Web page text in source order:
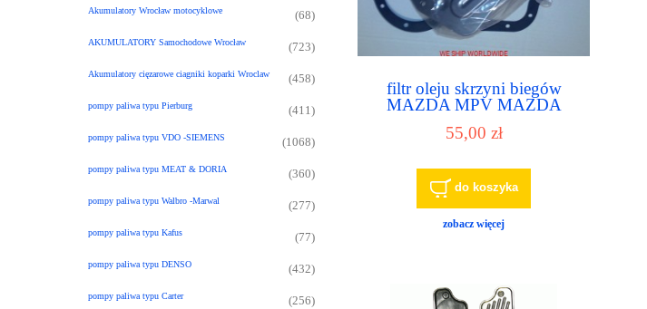
Akumulatory Wrocław motocyklowe (68)
AKUMULATORY Samochodowe Wrocław (723)
Akumulatory cięzarowe ciagniki koparki Wroclaw (458)
pompy paliwa typu Pierburg (411)
pompy paliwa typu VDO -SIEMENS (1068)
pompy paliwa typu MEAT & DORIA (360)
pompy paliwa typu Walbro -Marwal (277)
pompy paliwa typu Kafus (77)
pompy paliwa typu DENSO (432)
pompy paliwa typu Carter (256)
filtr oleju skrzyni biegów
MAZDA MPV MAZDA
MAZDA MX-6
55,00 zł
do koszyka
zobacz więcej